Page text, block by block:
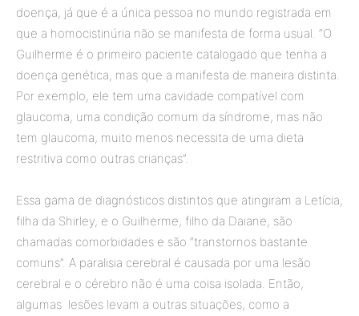
doença, já que é a única pessoa no mundo registrada em
que a homocistinúria não se manifesta de forma usual. “O
Guilherme é o primeiro paciente catalogado que tenha a
doença genética, mas que a manifesta de maneira distinta.
Por exemplo, ele tem uma cavidade compatível com
glaucoma, uma condição comum da síndrome, mas não
tem glaucoma, muito menos necessita de uma dieta
restritiva como outras crianças”.
Essa gama de diagnósticos distintos que atingiram a Letícia,
filha da Shirley, e o Guilherme, filho da Daiane, são
chamadas comorbidades e são “transtornos bastante
comuns”. A paralisia cerebral é causada por uma lesão
cerebral e o cérebro não é uma coisa isolada. Então,
algumas lesões levam a outras situações, como a